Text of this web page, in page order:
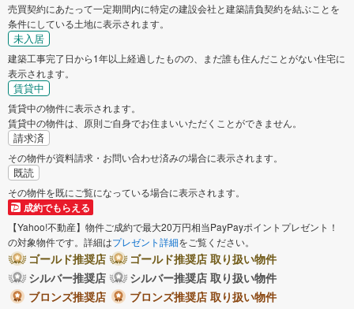
売買契約にあたって一定期間内に特定の建設会社と建築請負契約を結ぶことを
条件にしている土地に表示されます。
未入居
建築工事完了日から1年以上経過したものの、まだ誰も住んだことがない住宅に
表示されます。
賃貸中
賃貸中の物件に表示されます。
賃貸中の物件は、原則ご自身でお住まいいただくことができません。
請求済
その物件が資料請求・お問い合わせ済みの場合に表示されます。
既読
その物件を既にご覧になっている場合に表示されます。
成約でもらえる
【Yahoo!不動産】物件ご成約で最大20万円相当PayPayポイントプレゼント！
の対象物件です。詳細はプレゼント詳細をご覧ください。
ゴールド推奨店
ゴールド推奨店 取り扱い物件
シルバー推奨店
シルバー推奨店 取り扱い物件
ブロンズ推奨店
ブロンズ推奨店 取り扱い物件